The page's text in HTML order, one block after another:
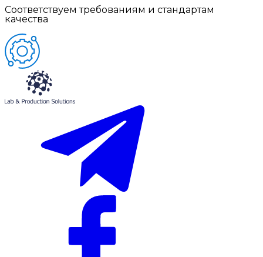
Соответствуем требованиям и стандартам
качества